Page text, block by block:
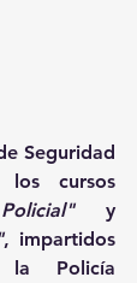
Seguridad
, impartidos
la Policía